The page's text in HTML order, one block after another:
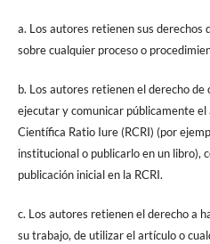
a. Los autores retienen sus
sobre cualquier proceso o
b. Los autores retienen el derecho
ejecutar y comunicar públicamente
Científica Ratio Iure (RCRI) (por
institucional o publicarlo en un libro),
publicación inicial en la RCRI.
c. Los autores retienen el derecho a
su trabajo, de utilizar el artículo o